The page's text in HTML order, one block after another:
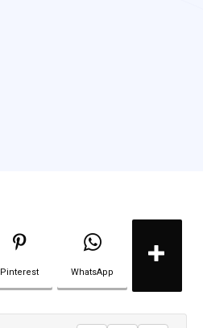
Pinterest WhatsApp